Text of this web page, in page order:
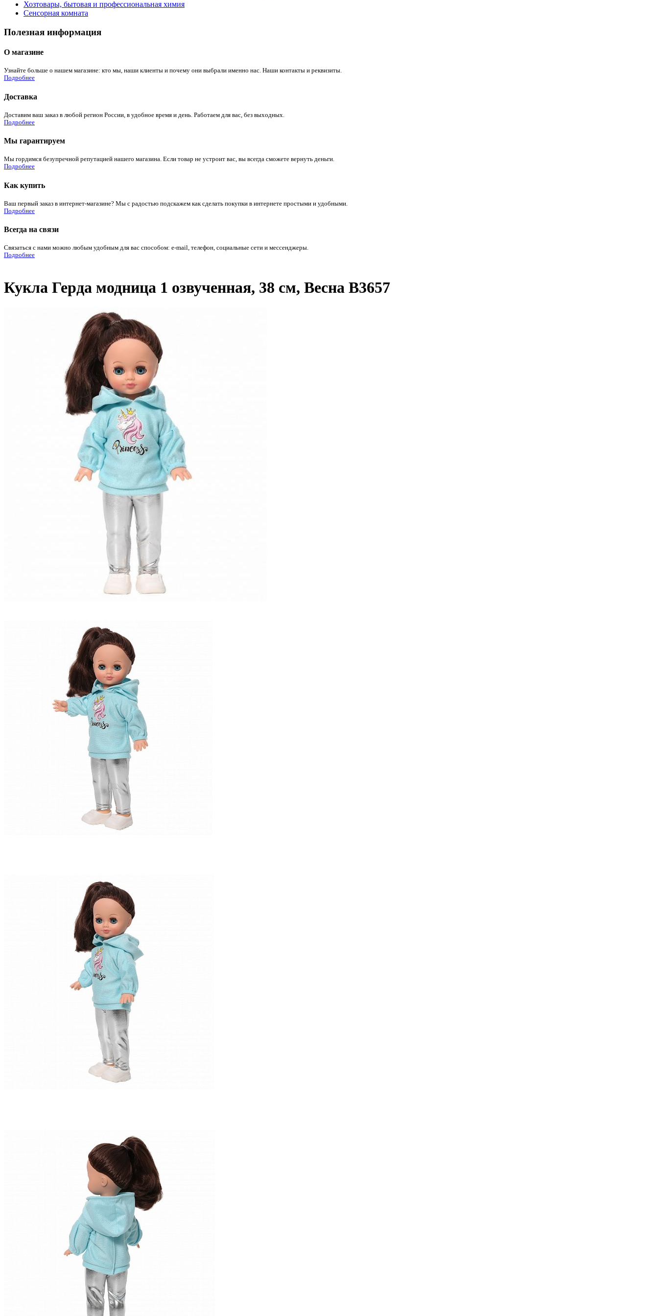
Хозтовары, бытовая и профессиональная химия
Сенсорная комната
Полезная информация
О магазине
Узнайте больше о нашем магазине: кто мы, наши клиенты и почему они выбрали именно нас. Наши контакты и реквизиты.
Подробнее
Доставка
Доставим ваш заказ в любой регион России, в удобное время и день. Работаем для вас, без выходных.
Подробнее
Мы гарантируем
Мы гордимся безупречной репутацией нашего магазина. Если товар не устроит вас, вы всегда сможете вернуть деньги.
Подробнее
Как купить
Ваш первый заказ в интернет-магазине? Мы с радостью подскажем как сделать покупки в интернете простыми и удобными.
Подробнее
Всегда на связи
Связаться с нами можно любым удобным для вас способом: e-mail, телефон, социальные сети и мессенджеры.
Подробнее
Кукла Герда модница 1 озвученная, 38 см, Весна В3657